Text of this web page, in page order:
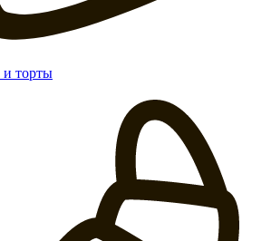
и торты